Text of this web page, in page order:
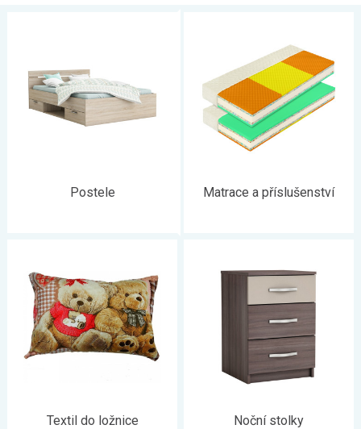
. Někomu stačí postel a skříň, někdo
chce i noční stolky, komodu, zrcadlo nebo toaletní stolek. Co
všechno potřebujete vy?
Postele Matrace a příslušenství
Textil do ložnice Noční stolky